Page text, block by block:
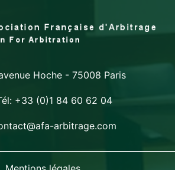
Hoche - 75008 Paris
+33 (0)1 84 60 62 04
arbitrage.com